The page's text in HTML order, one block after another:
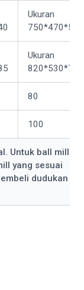
Ukuran
750*470*565
Ukuran
820*530*720
80
100
Untuk ball mill
yang sesuai
dudukan